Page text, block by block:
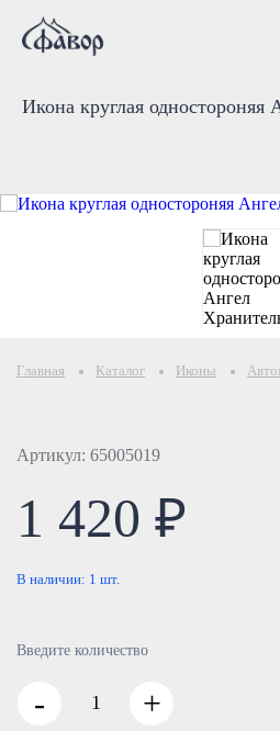
Икона круглая одностороняя
Главная Каталог Иконы
Артикул: 65005019
1 420 ₽
В наличии: 1 шт.
Введите количество
- +